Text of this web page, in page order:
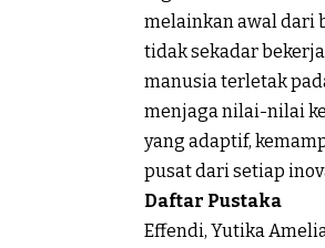
melainkan awal dari
tidak sekadar
manusia terletak
menjaga nilai-nilai
yang adaptif,
pusat dari setiap
Daftar Pustaka
Effendi, Yutika